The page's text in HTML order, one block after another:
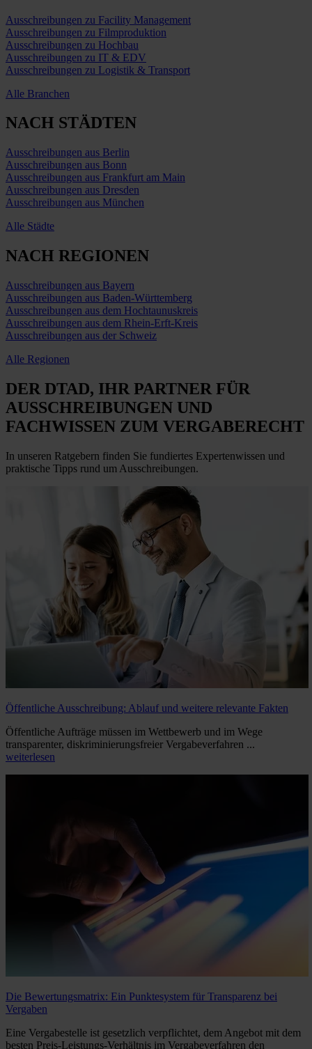
Ausschreibungen zu Facility Management
Ausschreibungen zu Filmproduktion
Ausschreibungen zu Hochbau
Ausschreibungen zu IT & EDV
Ausschreibungen zu Logistik & Transport
Alle Branchen
NACH STÄDTEN
Ausschreibungen aus Berlin
Ausschreibungen aus Bonn
Ausschreibungen aus Frankfurt am Main
Ausschreibungen aus Dresden
Ausschreibungen aus München
Alle Städte
NACH REGIONEN
Ausschreibungen aus Bayern
Ausschreibungen aus Baden-Württemberg
Ausschreibungen aus dem Hochtaunuskreis
Ausschreibungen aus dem Rhein-Erft-Kreis
Ausschreibungen aus der Schweiz
Alle Regionen
DER DTAD, IHR PARTNER FÜR
AUSSCHREIBUNGEN UND
FACHWISSEN ZUM VERGABERECHT
In unseren Ratgebern finden Sie fundiertes Expertenwissen und
praktische Tipps rund um Ausschreibungen.
Öffentliche Ausschreibung: Ablauf und weitere relevante Fakten
Öffentliche Aufträge müssen im Wettbewerb und im Wege
transparenter, diskriminierungsfreier Vergabeverfahren ...
weiterlesen
Die Bewertungsmatrix: Ein Punktesystem für Transparenz bei
Vergaben
Eine Vergabestelle ist gesetzlich verpflichtet, dem Angebot mit dem
besten Preis-Leistungs-Verhältnis im Vergabeverfahren den